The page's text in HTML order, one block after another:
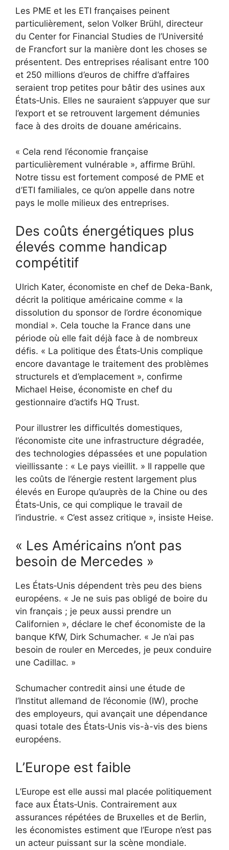
Les PME et les ETI françaises peinent
particulièrement, selon Volker Brühl, directeur
du Center for Financial Studies de l’Université
de Francfort sur la manière dont les choses se
présentent. Des entreprises réalisant entre 100
et 250 millions d’euros de chiffre d’affaires
seraient trop petites pour bâtir des usines aux
États‑Unis. Elles ne sauraient s’appuyer que sur
l’export et se retrouvent largement démunies
face à des droits de douane américains.
« Cela rend l’économie française
particulièrement vulnérable », affirme Brühl.
Notre tissu est fortement composé de PME et
d’ETI familiales, ce qu’on appelle dans notre
pays le molle milieux des entreprises.
Des coûts énergétiques plus
élevés comme handicap
compétitif
Ulrich Kater, économiste en chef de Deka-Bank,
décrit la politique américaine comme « la
dissolution du sponsor de l’ordre économique
mondial ». Cela touche la France dans une
période où elle fait déjà face à de nombreux
défis. « La politique des États‑Unis complique
encore davantage le traitement des problèmes
structurels et d’emplacement », confirme
Michael Heise, économiste en chef du
gestionnaire d’actifs HQ Trust.
Pour illustrer les difficultés domestiques,
l’économiste cite une infrastructure dégradée,
des technologies dépassées et une population
vieillissante : « Le pays vieillit. » Il rappelle que
les coûts de l’énergie restent largement plus
élevés en Europe qu’auprès de la Chine ou des
États‑Unis, ce qui complique le travail de
l’industrie. « C’est assez critique », insiste Heise.
« Les Américains n’ont pas
besoin de Mercedes »
Les États‑Unis dépendent très peu des biens
européens. « Je ne suis pas obligé de boire du
vin français ; je peux aussi prendre un
Californien », déclare le chef économiste de la
banque KfW, Dirk Schumacher. « Je n’ai pas
besoin de rouler en Mercedes, je peux conduire
une Cadillac. »
Schumacher contredit ainsi une étude de
l’Institut allemand de l’économie (IW), proche
des employeurs, qui avançait une dépendance
quasi totale des États‑Unis vis-à-vis des biens
européens.
L’Europe est faible
L’Europe est elle aussi mal placée politiquement
face aux États‑Unis. Contrairement aux
assurances répétées de Bruxelles et de Berlin,
les économistes estiment que l’Europe n’est pas
un acteur puissant sur la scène mondiale.